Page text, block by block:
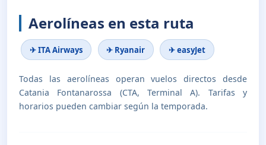
Aerolíneas en esta ruta
✈ ITA Airways ✈ Ryanair ✈ easyJet
Todas las aerolíneas operan vuelos directos desde
Catania Fontanarossa (CTA, Terminal A). Tarifas y
horarios pueden cambiar según la temporada.